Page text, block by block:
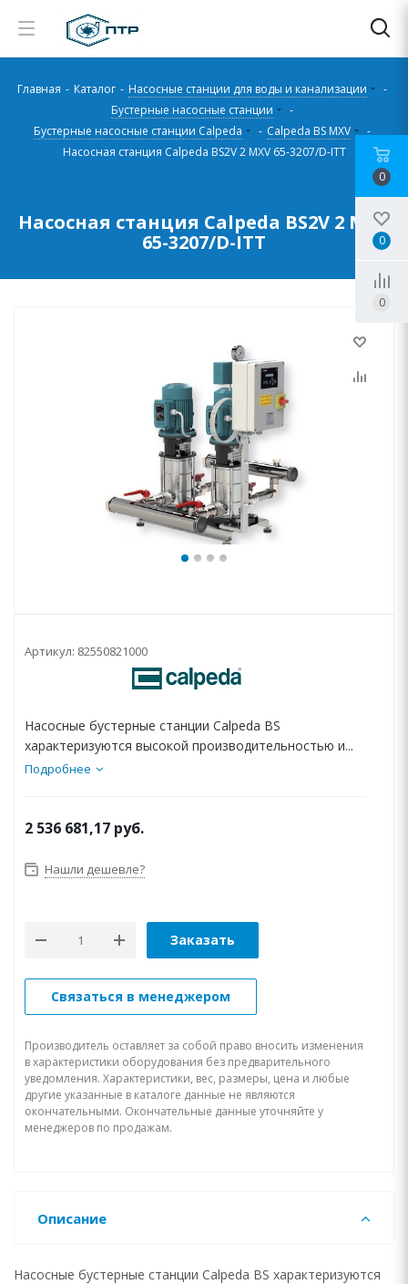
Главная - Каталог - Насосные станции для воды и канализации
-
Бустерные насосные станции
-
Бустерные насосные станции Calpeda
- Calpeda BS MXV
-
Насосная станция Calpeda BS2V 2 MXV 65-3207/D-ITT
Насосная станция Calpeda BS2V 2 MXV
65-3207/D-ITT
Артикул: 82550821000
Насосные бустерные станции Calpeda BS
характеризуются высокой производительностью и...
Подробнее
2 536 681,17 руб.
Нашли дешевле?
Заказать
Связаться в менеджером
Производитель оставляет за собой право вносить изменения
в характеристики оборудования без предварительного
уведомления. Характеристики, вес, размеры, цена и любые
другие указанные в каталоге данные не являются
окончательными. Окончательные данные уточняйте у
менеджеров по продажам.
Описание
Насосные бустерные станции Calpeda BS характеризуются
0
0
0